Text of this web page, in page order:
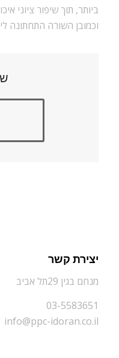
וכמובן השורה התחתונה
יצירת קשר
מנחם בגין 29תל אביב
03-5583651
info@ppc-idoran.co.il